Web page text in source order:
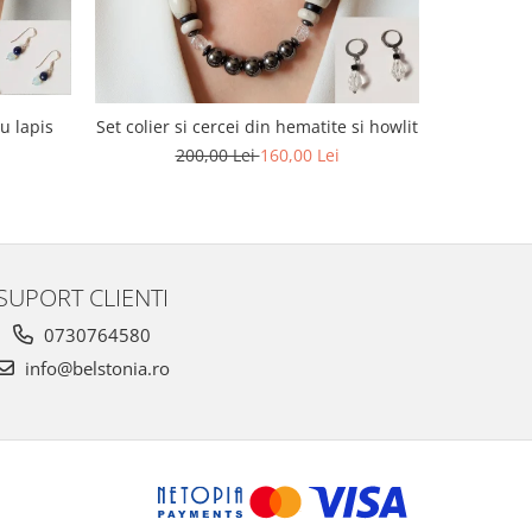
lapis
Set colier si cercei din hematite si howlit
200,00 Lei160,00 Lei
CLIENTI
0730764580
info@belstonia.ro